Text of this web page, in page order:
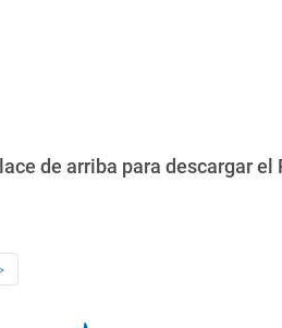
de arriba para descargar el